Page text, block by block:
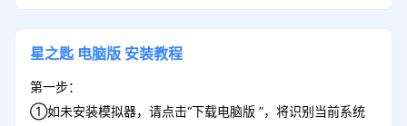
星之匙 电脑版 安装教程
第一步：
①如未安装模拟器，请点击“下载电脑版 ”，将识别当前系统